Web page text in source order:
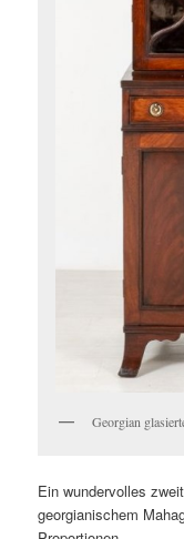
Georgian
Ein wundervolles
georgianischem